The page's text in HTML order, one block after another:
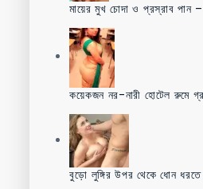
মায়ের মুখ চোদা ও প্রস্রাব পান
কয়েকজন নর-নারী হোটেল রুমে
বুড়ো লুঙ্গির উপর থেকে ধোন ধরতে